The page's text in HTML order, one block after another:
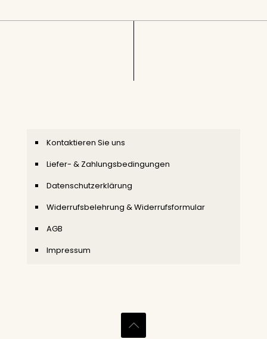
Kontaktieren Sie uns
Liefer- & Zahlungsbedingungen
Datenschutzerklärung
Widerrufsbelehrung & Widerrufsformular
AGB
Impressum